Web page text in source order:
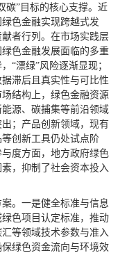
碳”目标的核心支撑。近
色金融实现跨越式发
者行列。在市场实践层
色金融发展面临的多重
“漂绿”风险逐渐显现；
滞后且真实性与可比性
结构上，绿色金融资源
源、碳捕集等前沿领域
；产品创新领域，现有
创新工具仍处试点阶
度方面，地方政府绿色
，抑制了社会资本投入
。一是健全标准与信息
色项目认定标准，推动
等领域技术参数与准入
绿色资金流向与环境效